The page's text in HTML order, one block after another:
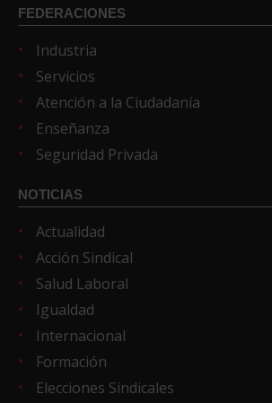
FEDERACIONES
Industria
Servicios
Atención a la Ciudadanía
Enseñanza
Seguridad Privada
NOTICIAS
Actualidad
Acción Sindical
Salud Laboral
Igualdad
Internacional
Formación
Elecciones Sindicales